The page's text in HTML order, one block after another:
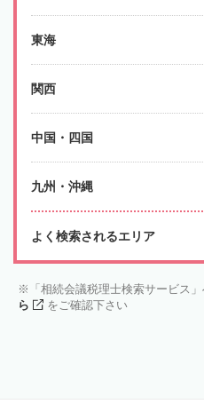
東海
関西
中国・四国
九州・沖縄
よく検索されるエリア
「相続会議税理士検索サービス
ら
をご確認下さい